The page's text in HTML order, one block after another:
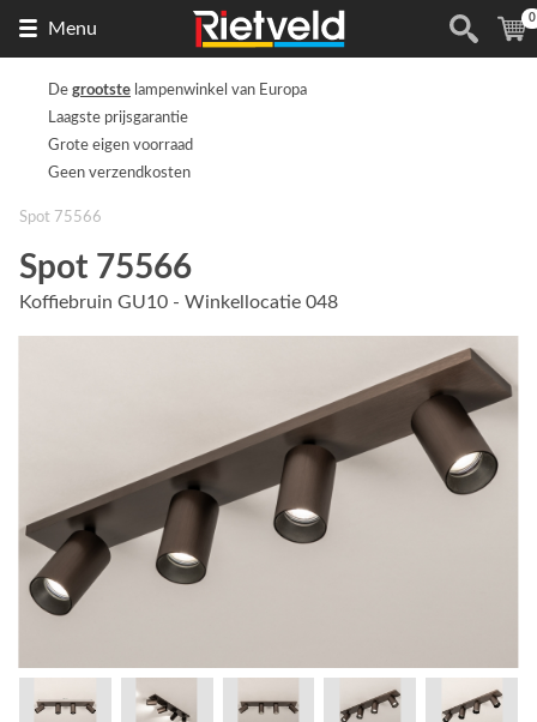
Menu
de
(
0
De grootste lampenwinkel van Europa
Laagste prijsgarantie
Grote eigen voorraad
Geen verzendkosten
Spot 75566
Spot 75566
Koffiebruin GU10 - Winkellocatie 048